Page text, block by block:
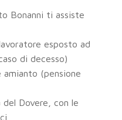
Bonanni ti assiste
esposto ad
di decesso)
(pensione
Dovere, con le